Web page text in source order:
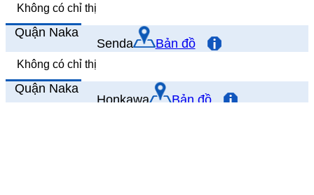
Không có chỉ thị
Quận Naka
Senda
Bản đồ
Không có chỉ thị
Quận Naka
Honkawa
Bản đồ